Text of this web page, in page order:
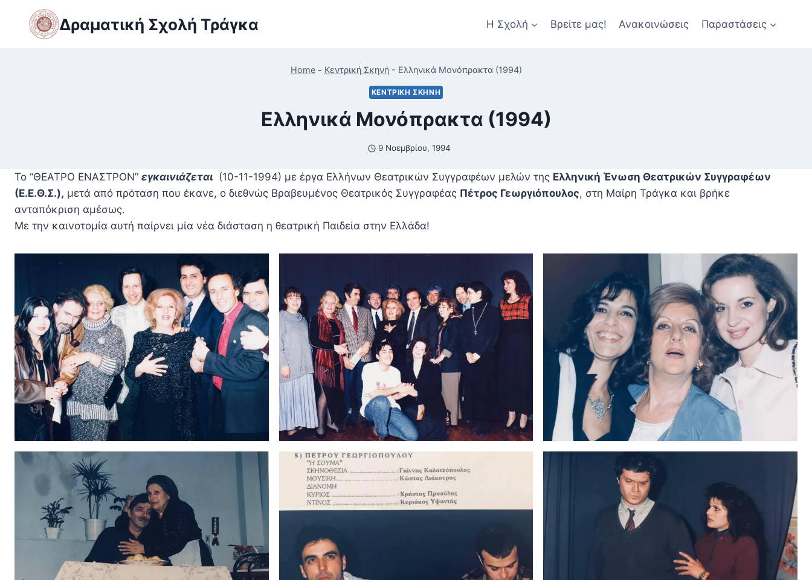
content
Δραματική Σχολή Τράγκα Η Σχολή Βρείτε μας! Ανακοινώσεις Παραστάσεις
Home- Κεντρική Σκηνή- Ελληνικά Μονόπρακτα (1994)
ΚΕΝΤΡΙΚΉ ΣΚΗΝΉ
Ελληνικά Μονόπρακτα (1994)
9 Νοεμβρίου, 1994
Το “ΘΕΑΤΡΟ ΕΝΑΣΤΡΟΝ” εγκαινιάζεται (10-11-1994) με έργα Ελλήνων Θεατρικών Συγγραφέων μελών της Ελληνική Ένωση Θεατρικών Συγγραφέων
(Ε.Ε.Θ.Σ.), μετά από πρόταση που έκανε, ο διεθνώς Βραβευμένος Θεατρικός Συγγραφέας Πέτρος Γεωργιόπουλος, στη Μαίρη Τράγκα και βρήκε
ανταπόκριση αμέσως.
Με την καινοτομία αυτή παίρνει μία νέα διάσταση η θεατρική Παιδεία στην Ελλάδα!